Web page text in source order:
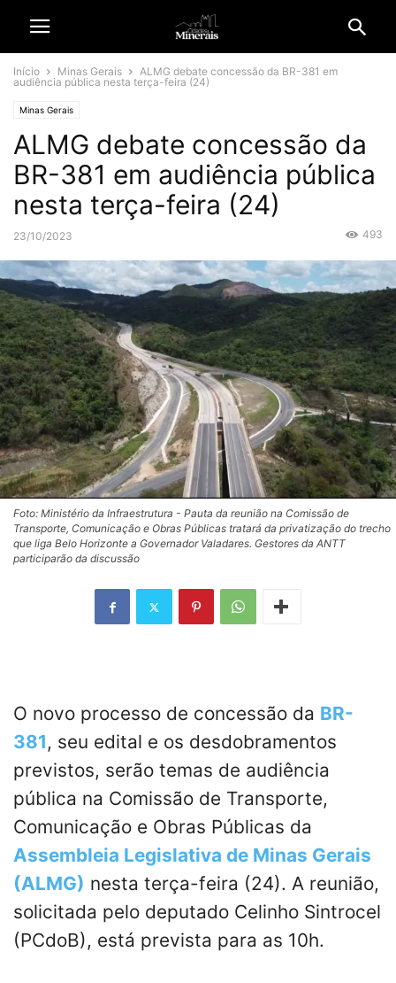
Início Minas Gerais
ALMG debate concessão da BR-381 em
audiência pública nesta terça-feira (24)
Minas Gerais
ALMG debate concessão da
BR-381 em audiência pública
nesta terça-feira (24)
23/10/2023 493
Foto: Ministério da Infraestrutura - Pauta da reunião na Comissão de
Transporte, Comunicação e Obras Públicas tratará da privatização do trecho
que liga Belo Horizonte a Governador Valadares. Gestores da ANTT
participarão da discussão
O novo processo de concessão da BR-
381, seu edital e os desdobramentos
previstos, serão temas de audiência
pública na Comissão de Transporte,
Comunicação e Obras Públicas da
Assembleia Legislativa de Minas Gerais
(ALMG) nesta terça-feira (24). A reunião,
solicitada pelo deputado Celinho Sintrocel
(PCdoB), está prevista para as 10h.